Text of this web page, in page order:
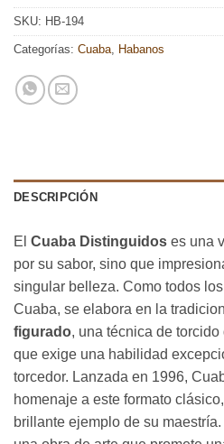
SKU: HB-194
Categorías: Cuaba Habanos
DESCRIPCIÓN
El Cuaba Distinguidos es una
por su sabor, sino que
singular belleza. Como todos
Cuaba, se elabora en la
figurado, una técnica de
que exige una habilidad
torcedor. Lanzada en 1996,
homenaje a este formato
brillante ejemplo de su